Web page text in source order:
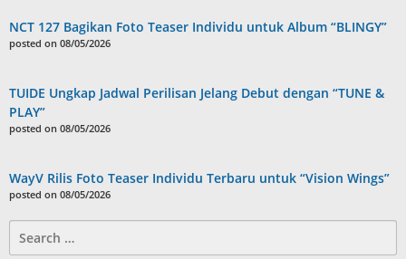
NCT 127 Bagikan Foto Teaser Individu untuk Album “BLINGY”
posted on 08/05/2026
TUIDE Ungkap Jadwal Perilisan Jelang Debut dengan “TUNE &
PLAY”
posted on 08/05/2026
WayV Rilis Foto Teaser Individu Terbaru untuk “Vision Wings”
posted on 08/05/2026
for: